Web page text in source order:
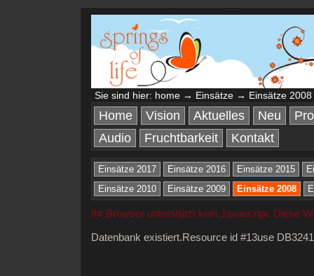
Sie sind hier: home → Einsätze → Einsätze 2008
Home Vision Aktuelles Neu
Audio
Fruchtbarkeit Kontakt
Einsätze 2017 Einsätze 2016 Einsätze 2015
Einsätze 2010
Einsätze 2009 Einsätze 2008
Ihr Browser unterstützt kein Javascript. Diese
Datenbank existiert.Resource id #13use